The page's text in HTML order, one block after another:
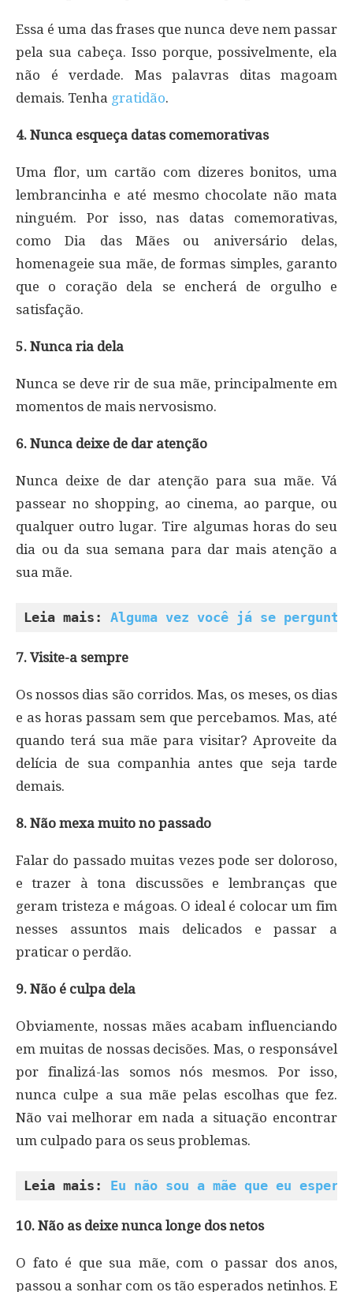
Essa é uma das frases que nunca deve nem passar
pela sua cabeça. Isso porque, possivelmente, ela
não é verdade. Mas palavras ditas magoam
demais. Tenha gratidão.
4. Nunca esqueça datas comemorativas
Uma flor, um cartão com dizeres bonitos, uma
lembrancinha e até mesmo chocolate não mata
ninguém. Por isso, nas datas comemorativas,
como Dia das Mães ou aniversário delas,
homenageie sua mãe, de formas simples, garanto
que o coração dela se encherá de orgulho e
satisfação.
5. Nunca ria dela
Nunca se deve rir de sua mãe, principalmente em
momentos de mais nervosismo.
6. Nunca deixe de dar atenção
Nunca deixe de dar atenção para sua mãe. Vá
passear no shopping, ao cinema, ao parque, ou
qualquer outro lugar. Tire algumas horas do seu
dia ou da sua semana para dar mais atenção a
sua mãe.
Leia mais: Alguma vez você já se
7. Visite-a sempre
Os nossos dias são corridos. Mas, os meses, os dias
e as horas passam sem que percebamos. Mas, até
quando terá sua mãe para visitar? Aproveite da
delícia de sua companhia antes que seja tarde
demais.
8. Não mexa muito no passado
Falar do passado muitas vezes pode ser doloroso,
e trazer à tona discussões e lembranças que
geram tristeza e mágoas. O ideal é colocar um fim
nesses assuntos mais delicados e passar a
praticar o perdão.
9. Não é culpa dela
Obviamente, nossas mães acabam influenciando
em muitas de nossas decisões. Mas, o responsável
por finalizá-las somos nós mesmos. Por isso,
nunca culpe a sua mãe pelas escolhas que fez.
Não vai melhorar em nada a situação encontrar
um culpado para os seus problemas.
Leia mais: Eu não sou a mãe que eu
10. Não as deixe nunca longe dos netos
O fato é que sua mãe, com o passar dos anos,
passou a sonhar com os tão esperados netinhos. E